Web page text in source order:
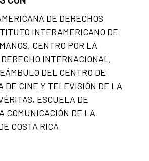
DE DERECHOS
INTERAMERICANO DE
CENTRO POR LA
INTERNACIONAL,
DEL CENTRO DE
DE CINE Y TELEVISIÓN DE LA
ESCUELA DE
COMUNICACIÓN DE LA
COSTA RICA